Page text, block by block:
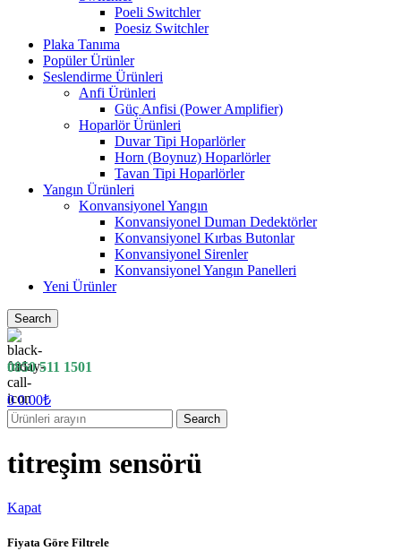
Poeli Switchler
Poesiz Switchler
Plaka Tanıma
Popüler Ürünler
Seslendirme Ürünleri
Anfi Ürünleri
Güç Anfisi (Power Amplifier)
Hoparlör Ürünleri
Duvar Tipi Hoparlörler
Horn (Boynuz) Hoparlörler
Tavan Tipi Hoparlörler
Yangın Ürünleri
Konvansiyonel Yangın
Konvansiyonel Duman Dedektörler
Konvansiyonel Kırbas Butonlar
Konvansiyonel Sirenler
Konvansiyonel Yangın Panelleri
Yeni Ürünler
Search
0850 511 1501
00.00₺
Search
titreşim sensörü
Kapat
Fiyata Göre Filtrele